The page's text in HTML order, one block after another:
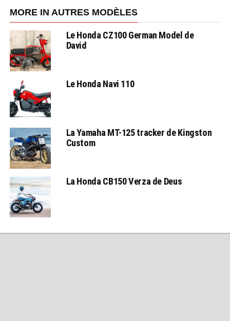
MORE IN AUTRES MODÈLES
Le Honda CZ100 German Model de
David
Le Honda Navi 110
La Yamaha MT-125 tracker de Kingston
Custom
La Honda CB150 Verza de Deus